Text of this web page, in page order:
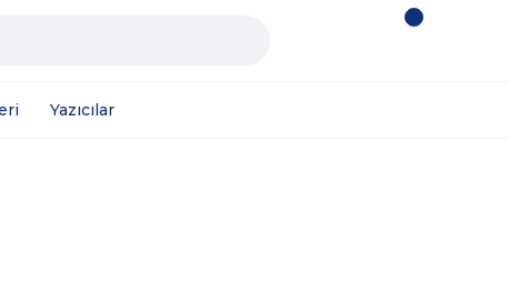
Yazıcılar